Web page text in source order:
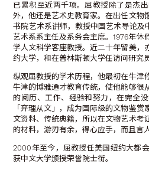
已累积至近两千项。屈教授除了是杰
外，他还是艺术史教育家。在出任文物
书院艺术系讲师，教授中国艺术导论及
艺术系系主任及系务会主席。1976年休
学人文科学客座教授。近二十年留美，
约大学，和在普林斯顿大学任访问研究员
纵观屈教授的学术历程，他最初在牛津
牛津的博雅通才教育传统，使他能够很
的阅历、工作、经验和努力，在完全
「弃理从文」，成为国际级的文物鉴
文资料、传统典籍，所以在文物艺术考
的材料，游刃有余，得心应手，而且言
2000年至今，屈教授任美国纽约大都
获中文大学颁授荣誉院士衔。